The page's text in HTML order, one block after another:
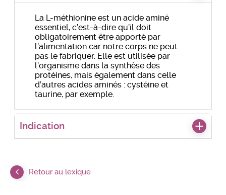
La L-méthionine est un acide aminé
essentiel, c’est-à-dire qu’il doit
obligatoirement être apporté par
l’alimentation car notre corps ne peut
pas le fabriquer. Elle est utilisée par
l’organisme dans la synthèse des
protéines, mais également dans celle
d’autres acides aminés : cystéine et
taurine, par exemple.
Indication
Retour au lexique